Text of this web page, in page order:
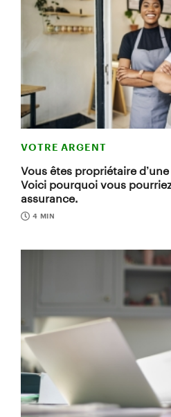
VOTRE ARGENT
Vous êtes propriétaire
Voici pourquoi vous
assurance.
4 MIN